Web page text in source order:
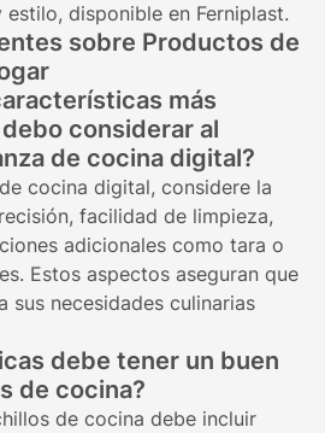
disponible en Ferniplast.
sobre Productos de
más
considerar al
de cocina digital?
cocina digital, considere la
facilidad de limpieza,
adicionales como tara o
Estos aspectos aseguran que
sus necesidades culinarias
debe tener un buen
de cocina?
de cocina debe incluir